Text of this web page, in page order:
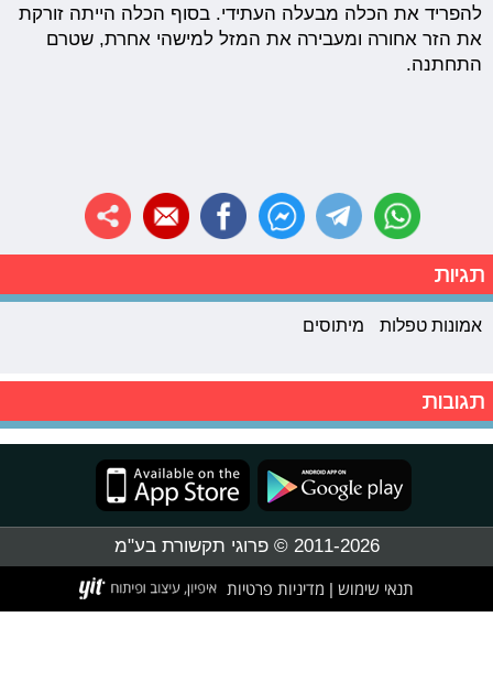
להפריד את הכלה מבעלה העתידי. בסוף הכלה הייתה זורקת
את הזר אחורה ומעבירה את המזל למישהי אחרת, שטרם
התחתנה.
תגיות
אמונות טפלות מיתוסים
תגובות
2011-2026 © פרוגי תקשורת בע"מ
תנאי שימוש מדיניות פרטיות